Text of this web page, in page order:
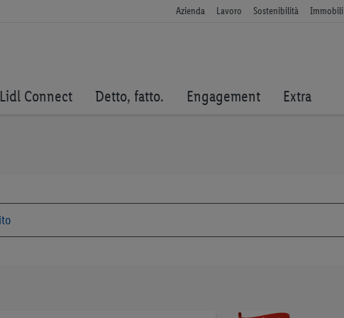
Azienda Lavoro Sostenibilità Immobili
Lidl Connect Detto, fatto. Engagement Extra